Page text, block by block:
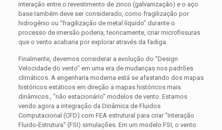
interação entre o revestimento de zinco (galvanização) e o aço
base também deve ser considerado, como fragilização por
hidrogênio ou “fragilização de metal líquido” durante o
processo de imersão poderia, teoricamente, criar microfissuras
que o vento acabaria por explorar através da fadiga.
Finalmente, devemos considerar a evolução do “Design
Velocidade do vento” em uma era de mudanças nos padrões
climáticos. A engenharia moderna está se afastando dos mapas
históricos estáticos em direção a mapas históricos mais
dinâmicos., “não estacionário” modelos de vento. Estamos
vendo agora a integração da Dinâmica de Fluidos
Computacional (CFD) com FEA estrutural para criar “Interação
Fluido-Estrutura” (FSI) simulações. Em um modelo FSI, o vento